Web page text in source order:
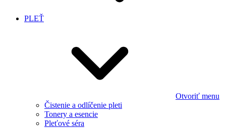
PLEŤ
Otvoriť menu
Čistenie a odlíčenie pleti
Tonery a esencie
Pleťové séra